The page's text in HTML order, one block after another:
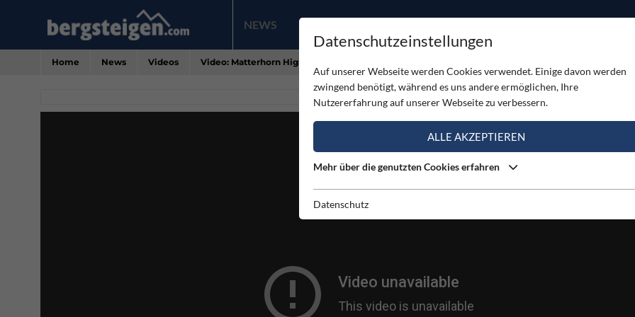
NEWS PRODUKTE
Home News Videos Video: Matterhorn Highlinie
Datenschutzeinstellungen
Auf unserer Webseite werden Cookies verwendet. Einige davon werden
zwingend benötigt, während es uns andere ermöglichen, Ihre
Nutzererfahrung auf unserer Webseite zu verbessern.
ALLE AKZEPTIEREN
Mehr über die genutzten Cookies erfahren
Datenschutz